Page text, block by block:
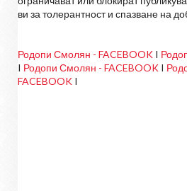
ви за толерантност и спазване на
Родопи Смолян - FACEBOOK I
I Родопи Смолян - FACEBOOK I
FACEBOOK I